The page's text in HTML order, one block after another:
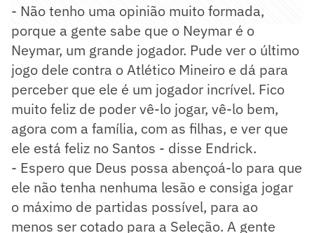
- Não tenho uma opinião muito formada,
porque a gente sabe que o Neymar é o
Neymar, um grande jogador. Pude ver o último
jogo dele contra o Atlético Mineiro e dá para
perceber que ele é um jogador incrível. Fico
muito feliz de poder vê-lo jogar, vê-lo bem,
agora com a família, com as filhas, e ver que
ele está feliz no Santos - disse Endrick.
- Espero que Deus possa abençoá-lo para que
ele não tenha nenhuma lesão e consiga jogar
o máximo de partidas possível, para ao
menos ser cotado para a Seleção. A gente